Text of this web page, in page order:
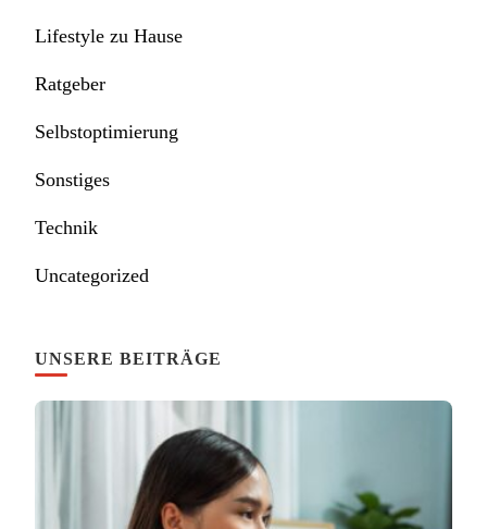
Lifestyle zu Hause
Ratgeber
Selbstoptimierung
Sonstiges
Technik
Uncategorized
UNSERE BEITRÄGE